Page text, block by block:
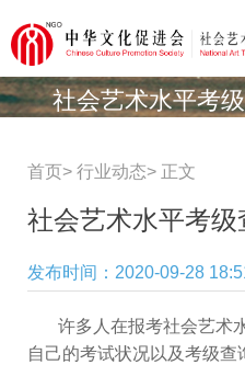
社会艺术水平考
首页> 行业动态> 正文
社会艺术水平考级
发布时间：2020-09-28
许多人在报考社会艺术
自己的考试状况以及考级查